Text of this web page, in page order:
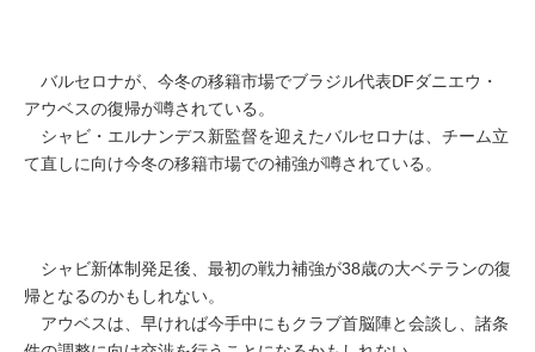
バルセロナが、今冬の移籍市場でブラジル代表DFダニエウ・
アウベスの復帰が噂されている。
シャビ・エルナンデス新監督を迎えたバルセロナは、チーム立
て直しに向け今冬の移籍市場での補強が噂されている。
シャビ新体制発足後、最初の戦力補強が38歳の大ベテランの復
帰となるのかもしれない。
アウベスは、早ければ今手中にもクラブ首脳陣と会談し、諸条